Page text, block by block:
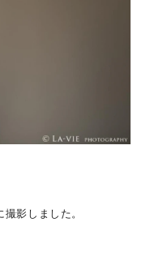
影しました。